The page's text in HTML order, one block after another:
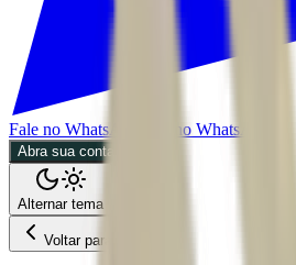
Fale no WhatsApp Fale no WhatsApp
Abra sua conta
Alternar tema
Voltar para o Feed